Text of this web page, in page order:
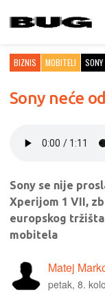
BIZNIS MOBITELI SONY
Sony neće
Sony se nije
Xperijom 1 VII,
europskog
mobitela
Matej
petak, 8.